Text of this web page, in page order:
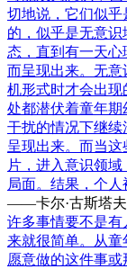
切地说，它们似
的，似乎是无意
态，直到有一天
而呈现出来。无
机形式时才会出
处都潜伏着童年
干扰的情况下继
呈现出来。而当
片，进入意识领
局面。结果，个人
——卡尔·古斯塔夫
许多事情要不是
来就很简单。从
愿意做的这件事